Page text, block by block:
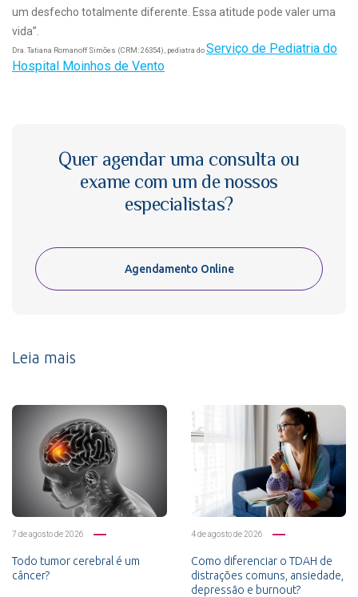
um desfecho totalmente diferente. Essa atitude pode valer uma
vida”.
Dra. Tatiana Romanoff Simões (CRM: 26354), pediatra doServiço de Pediatria do
Hospital Moinhos de Vento
Quer agendar uma consulta ou
exame com um de nossos
especialistas?
Agendamento Online
Leia mais
7 de agosto de 2026
Todo tumor cerebral é um
câncer?
4 de agosto de 2026
Como diferenciar o TDAH de
distrações comuns, ansiedade,
depressão e burnout?